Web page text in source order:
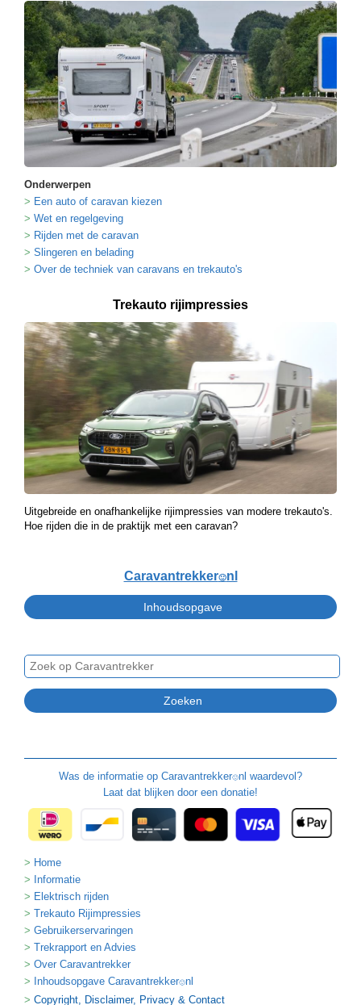
Onderwerpen
Een auto of caravan kiezen
Wet en regelgeving
Rijden met de caravan
Slingeren en belading
Over de techniek van caravans en trekauto's
Trekauto rijimpressies
Uitgebreide en onafhankelijke rijimpressies van modere trekauto's.
Hoe rijden die in de praktijk met een caravan?
Caravantrekker🙂nl
Was de informatie op Caravantrekker🙂nl waardevol?
Laat dat blijken door een donatie!
Home
Informatie
Elektrisch rijden
Trekauto Rijimpressies
Gebruikerservaringen
Trekrapport en Advies
Over Caravantrekker
Inhoudsopgave Caravantrekker🙂nl
Copyright, Disclaimer, Privacy & Contact